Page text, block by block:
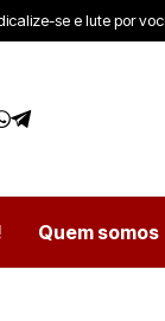
se e lute por
Quem somos